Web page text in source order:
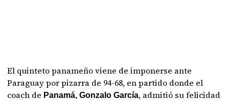
El quinteto panameño viene de imponerse ante
Paraguay por pizarra de 94-68, en partido donde el
coach de Panamá, Gonzalo García, admitió su felicidad